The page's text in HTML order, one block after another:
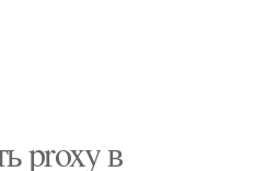
proxy в